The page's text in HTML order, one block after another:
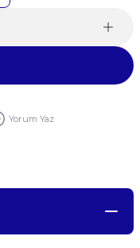
Yorum Yaz